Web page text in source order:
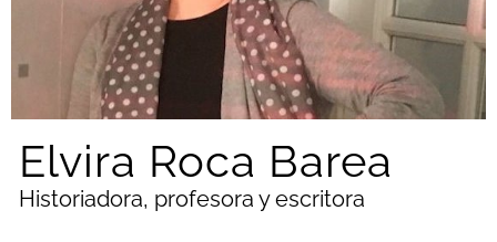
Elvira Roca Barea
Historiadora, profesora y escritora